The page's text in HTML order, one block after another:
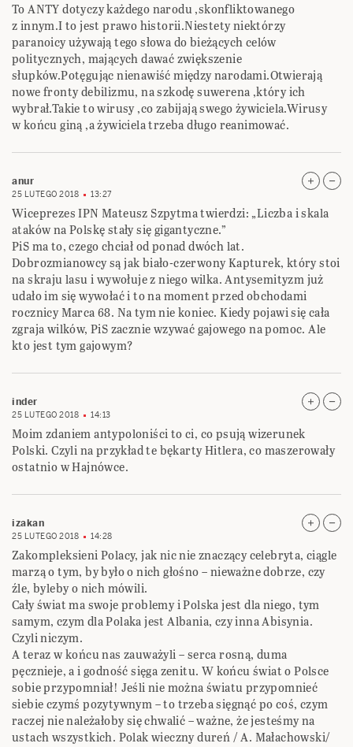
To ANTY dotyczy każdego narodu ,skonfliktowanego
z innym.I to jest prawo historii.Niestety niektórzy
paranoicy używają tego słowa do bieżących celów
politycznych, mających dawać zwiększenie
słupków.Potęgując nienawiść między narodami.Otwierają
nowe fronty debilizmu, na szkodę suwerena ,który ich
wybrał.Takie to wirusy ,co zabijają swego żywiciela.Wirusy
w końcu giną ,a żywiciela trzeba długo reanimować.
anur
25 LUTEGO 2018 13:27
Wiceprezes IPN Mateusz Szpytma twierdzi: „Liczba i skala
ataków na Polskę stały się gigantyczne.”
PiS ma to, czego chciał od ponad dwóch lat.
Dobrozmianowcy są jak biało-czerwony Kapturek, który stoi
na skraju lasu i wywołuje z niego wilka. Antysemityzm już
udało im się wywołać i to na moment przed obchodami
rocznicy Marca 68. Na tym nie koniec. Kiedy pojawi się cała
zgraja wilków, PiS zacznie wzywać gajowego na pomoc. Ale
kto jest tym gajowym?
inder
25 LUTEGO 2018 14:13
Moim zdaniem antypoloniści to ci, co psują wizerunek
Polski. Czyli na przykład te bękarty Hitlera, co maszerowały
ostatnio w Hajnówce.
izakan
25 LUTEGO 2018 14:28
Zakompleksieni Polacy, jak nic nie znaczący celebryta, ciągle
marzą o tym, by było o nich głośno – nieważne dobrze, czy
źle, byleby o nich mówili.
Cały świat ma swoje problemy i Polska jest dla niego, tym
samym, czym dla Polaka jest Albania, czy inna Abisynia.
Czyli niczym.
A teraz w końcu nas zauważyli – serca rosną, duma
pęcznieje, a i godność sięga zenitu. W końcu świat o Polsce
sobie przypomniał! Jeśli nie można światu przypomnieć
siebie czymś pozytywnym – to trzeba sięgnąć po coś, czym
raczej nie należałoby się chwalić – ważne, że jesteśmy na
ustach wszystkich. Polak wieczny dureń / A. Małachowski/